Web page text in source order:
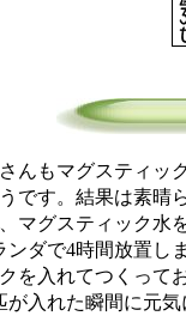
もマグスティッ
す。結果は素晴
グスティック水
で4時間放置し
入れてつくって
れた瞬間に元気